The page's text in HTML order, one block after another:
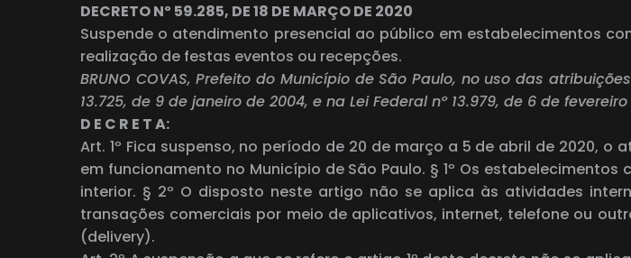
DECRETO Nº 59.285, DE 18 DE MARÇO DE 2020
Suspende o atendimento presencial ao público em estabelecimentos
realização de festas eventos ou recepções.
BRUNO COVAS, Prefeito do Município de São Paulo, no uso das
13.725, de 9 de janeiro de 2004, e na Lei Federal nº 13.979, de 6 de fevereiro
D E C R E T A:
Art. 1º Fica suspenso, no período de 20 de março a 5 de abril de 2020,
em funcionamento no Município de São Paulo. § 1º Os
interior. § 2º O disposto neste artigo não se aplica às atividades
transações comerciais por meio de aplicativos, internet, telefone ou
(delivery).